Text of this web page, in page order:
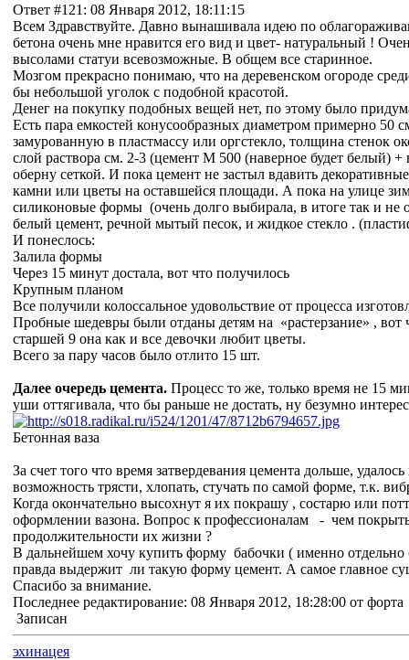
Ответ #121: 08 Января 2012, 18:11:15
Всем Здравствуйте. Давно вынашивала идею по
бетона очень мне нравится его вид и цвет- натуральный !
высолами статуи всевозможные. В общем все старинное.
Мозгом прекрасно понимаю, что на деревенском огороде
бы небольшой уголок с подобной красотой.
Денег на покупку подобных вещей нет, по этому было
Есть пара емкостей конусообразных диаметром примерно 50
замурованную в пластмассу или оргстекло, толщина стенок
слой раствора см. 2-3 (цемент М 500 (наверное будет белый) +
оберну сеткой. И пока цемент не застыл вдавить
камни или цветы на оставшейся площади. А пока на улице
силиконовые формы (очень долго выбирала, в итоге так и не
белый цемент, речной мытый песок, и жидкое стекло .
И понеслось:
Залила формы
Через 15 минут достала, вот что получилось
Крупным планом
Все получили колоссальное удовольствие от процесса
Пробные шедевры были отданы детям на «растерзание» ,
старшей 9 она как и все девочки любит цветы.
Всего за пару часов было отлито 15 шт.
Далее очередь цемента. Процесс то же, только время не 15
уши оттягивала, что бы раньше не достать, ну безумно
Бетонная ваза
За счет того что время затвердевания цемента дольше,
возможность трясти, хлопать, стучать по самой форме, т.к.
Когда окончательно высохнут я их покрашу , состарю или
оформлении вазона. Вопрос к профессионалам - чем
продолжительности их жизни ?
В дальнейшем хочу купить форму бабочки ( именно
правда выдержит ли такую форму цемент. А самое главное
Спасибо за внимание.
Последнее редактирование: 08 Января 2012, 18:28:00 от форта
Записан
эхинацея